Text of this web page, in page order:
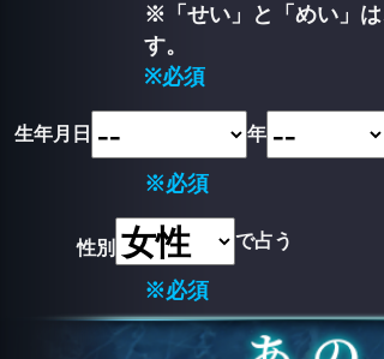
※「せい」と「めい」
す。
※必須
生年月日 年
※必須
性別 で占う
※必須